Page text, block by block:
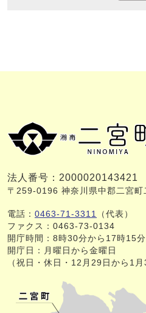
法人番号：2000020143421
〒259-0196 神奈川県中郡二宮町
電話： 0463-71-3311
（代表）
ファクス：0463-73-0134
開庁時間：8時30分から17時15分
開庁日：月曜日から金曜日
（祝日・休日・12月29日から1月